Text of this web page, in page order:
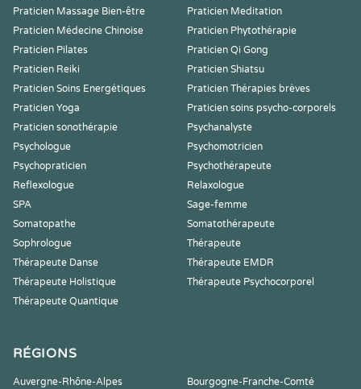
Praticien Massage Bien-être
Praticien Meditation
Praticien Médecine Chinoise
Praticien Phytothérapie
Praticien Pilates
Praticien Qi Gong
Praticien Reiki
Praticien Shiatsu
Praticien Soins Energétiques
Praticien Thérapies brèves
Praticien Yoga
Praticien soins psycho-corporels
Praticien sonothérapie
Psychanalyste
Psychologue
Psychomotricien
Psychopraticien
Psychothérapeute
Reflexologue
Relaxologue
SPA
Sage-femme
Somatopathe
Somatothérapeute
Sophrologue
Thérapeute
Thérapeute Danse
Thérapeute EMDR
Thérapeute Holistique
Thérapeute Psychocorporel
Thérapeute Quantique
RÉGIONS
Auvergne-Rhône-Alpes
Bourgogne-Franche-Comté